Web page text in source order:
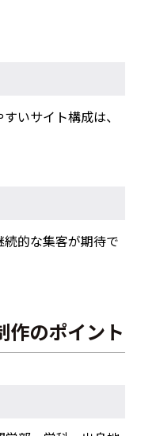
いサイト構成は、
的な集客が期待で
作のポイント